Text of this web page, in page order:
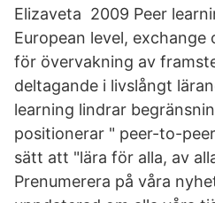
Elizaveta 2009 Peer
European level,
för övervakning av
deltagande i livslångt
learning lindrar
positionerar " peer-to-
sätt att "lära för alla, av
Prenumerera på våra